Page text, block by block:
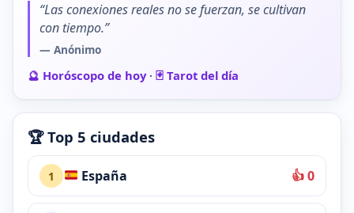
“Las conexiones reales no se fuerzan, se cultivan
con tiempo.”
— Anónimo
🔮 Horóscopo de hoy· 🃏 Tarot del día
🏆 Top 5 ciudades
1 España 👍 0